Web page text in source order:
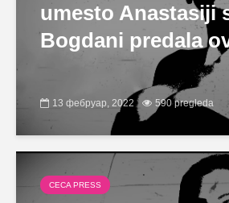
umesto Anastasiji
Bogdani predala
13 фебруар, 2022 590 pregleda
CECA PRESS